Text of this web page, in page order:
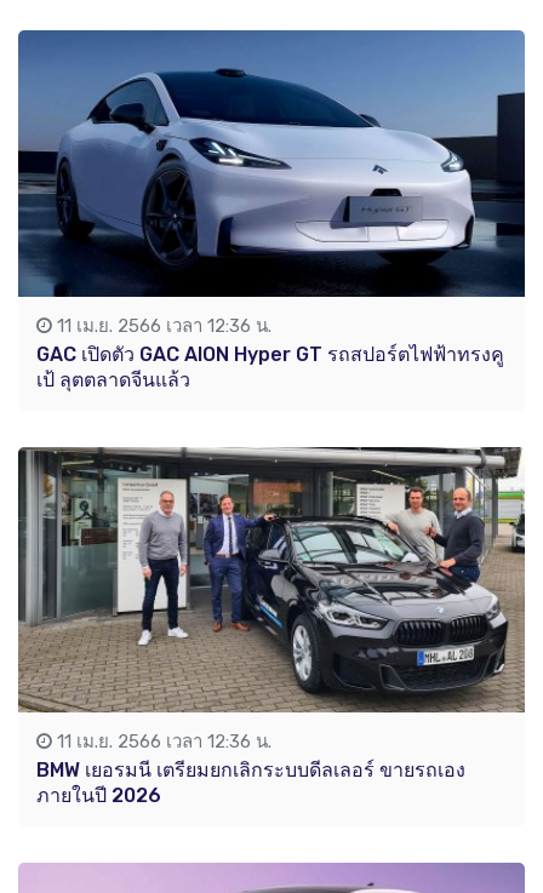
11 เม.ย. 2566 เวลา 12:36 น.
GAC เปิดตัว GAC AION Hyper GT รถสปอร์ตไฟฟ้าทรงคู
เป้ ลุตตลาดจีนแล้ว
11 เม.ย. 2566 เวลา 12:36 น.
BMW เยอรมนี เตรียมยกเลิกระบบดีลเลอร์ ขายรถเอง
ภายในปี 2026